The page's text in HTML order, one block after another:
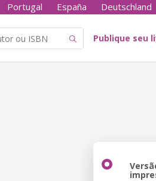
Portugal España Deutschland
Publique seu